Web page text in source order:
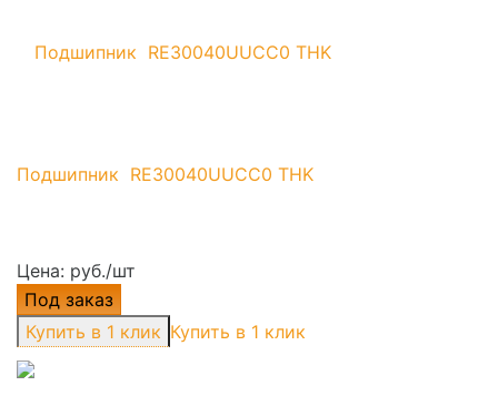
Подшипник RE30040UUCC0 THK
Цена: руб./шт
Под заказ
Купить в 1 клик